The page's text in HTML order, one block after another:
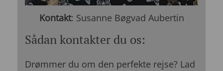
Kontakt: Susanne Bøgvad Aubertin
Sådan kontakter du os:
Drømmer du om den perfekte rejse? Lad